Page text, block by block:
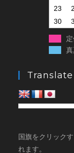
23
30
Translate
国旗をクリック
れます。